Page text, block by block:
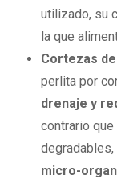
utilizado, su
la que
Cortezas
perlita por
drenaje y
contrario
degradables,
micro-